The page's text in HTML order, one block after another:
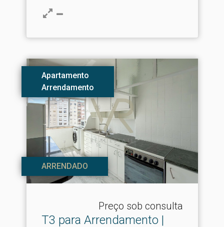
Apartamento
Arrendamento
ARRENDADO
Preço sob consulta
T3 para Arrendamento |